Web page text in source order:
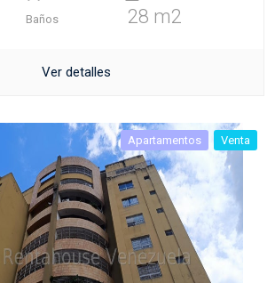
Baños 28 m2
Ver detalles
Apartamentos Venta